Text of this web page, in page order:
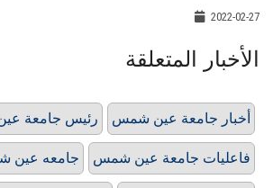
2022-02-27
الأخبار المتعلقة
رئيس جامعة أخبار جامعة عين شمس
جامعه عين فاعليات جامعة عين شمس